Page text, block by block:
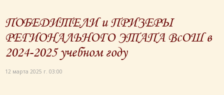
ПОБЕДИТЕЛИ и ПРИЗЕРЫ
РЕГИОНАЛЬНОГО ЭТАПА ВсОШ в
2024-2025 учебном году
12 марта 2025 г. 03:00